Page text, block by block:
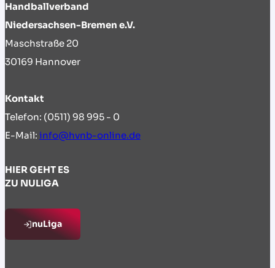
Handballverband
Niedersachsen-Bremen e.V.
Maschstraße 20
30169 Hannover
Kontakt
Telefon: (0511) 98 995 - 0
E-Mail: info@hvnb-online.de
HIER GEHT ES
ZU NULIGA
nuLiga